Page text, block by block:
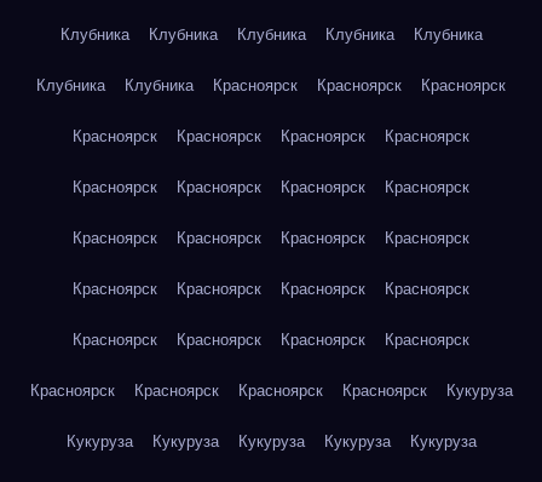
Клубника Клубника Клубника Клубника Клубника
Клубника Клубника Красноярск Красноярск Красноярск
Красноярск Красноярск Красноярск Красноярск
Красноярск Красноярск Красноярск Красноярск
Красноярск Красноярск Красноярск Красноярск
Красноярск Красноярск Красноярск Красноярск
Красноярск Красноярск Красноярск Красноярск
Красноярск Красноярск Красноярск Красноярск Кукуруза
Кукуруза Кукуруза Кукуруза Кукуруза Кукуруза